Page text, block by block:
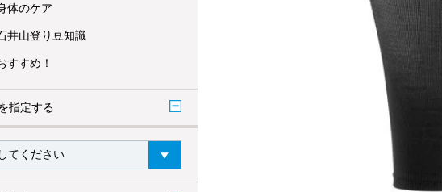
体のケア
井山登り豆知識
すすめ！
指定する